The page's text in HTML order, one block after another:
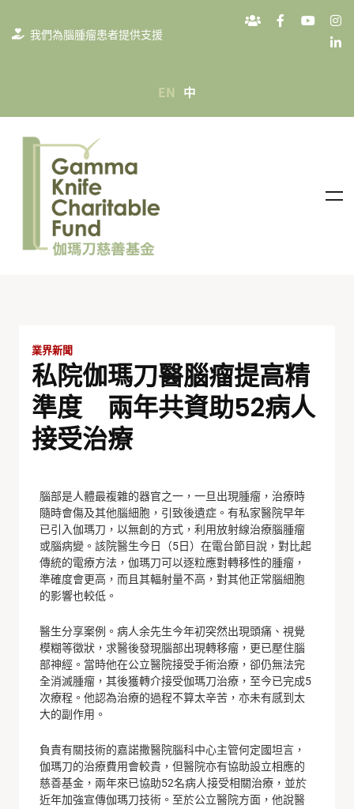
我們為腦腫瘤患者提供支援
EN 中
業界新聞
私院伽瑪刀醫腦瘤提高精
準度 兩年共資助52病人
接受治療
腦部是人體最複雜的器官之一，一旦出現腫瘤，治療時
隨時會傷及其他腦細胞，引致後遺症。有私家醫院早年
已引入伽瑪刀，以無創的方式，利用放射線治療腦腫瘤
或腦病變。該院醫生今日（5日）在電台節目說，對比起
傳統的電療方法，伽瑪刀可以逐粒應對轉移性的腫瘤，
準確度會更高，而且其輻射量不高，對其他正常腦細胞
的影響也較低。
醫生分享案例。病人余先生今年初突然出現頭痛、視覺
模糊等徵狀，求醫後發現腦部出現轉移瘤，更已壓住腦
部神經。當時他在公立醫院接受手術治療，卻仍無法完
全消滅腫瘤，其後獲轉介接受伽瑪刀治療，至今已完成5
次療程。他認為治療的過程不算太辛苦，亦未有感到太
大的副作用。
負責有關技術的嘉諾撒醫院腦科中心主管何定國坦言，
伽瑪刀的治療費用會較貴，但醫院亦有協助設立相應的
慈善基金，兩年來已協助52名病人接受相關治療，並於
近年加強宣傳伽瑪刀技術。至於公立醫院方面，他說醫